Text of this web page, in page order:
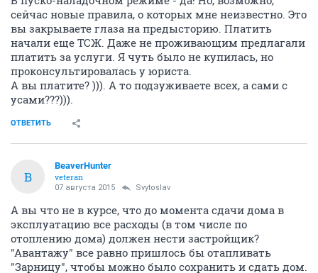
сейчас новые правила, о которых мне неизвестно. Это
вы закрываете глаза на предысторию. Платить
начали еще ТСЖ. Даже не проживающим предлагали
платить за услуги. Я чуть было не купилась, но
проконсультировалась у юриста.
А вы платите? ))). А то подзуживаете всех, а сами с
усами???))).
ОТВЕТИТЬ
B
BeaverHunter
veteran
07 августа 2015 Svytoslav
А вы что не в курсе, что до момента сдачи дома в
эксплуатацию все расходы (в том числе по
отоплению дома) должен нести застройщик?
"Авантажу" все равно пришлось бы отапливать
"Зарницу", чтобы можно было сохранить и сдать дом.